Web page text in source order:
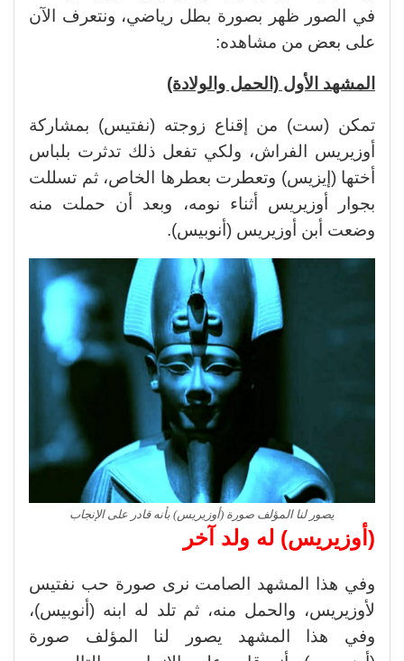
في الصور ظهر بصورة بطل رياضي، ونتعرف الآن
على بعض من مشاهده:
المشهد الأول (الحمل والولادة)
تمكن (ست) من إقناع زوجته (نفتيس) بمشاركة
أوزيريس الفراش، ولكي تفعل ذلك تدثرت بلباس
أختها (إيزيس) وتعطرت بعطرها الخاص، ثم تسللت
بجوار أوزيريس أثناء نومه، وبعد أن حملت منه
وضعت أبن أوزيريس (أنوبيس).
يصور لنا المؤلف صورة (أوزيريس) بأنه قادر على الإنجاب
(أوزيريس) له ولد آخر
وفي هذا المشهد الصامت نرى صورة حب نفتيس
لأوزيريس، والحمل منه، ثم تلد له ابنه (أنوبيس)،
وفي هذا المشهد يصور لنا المؤلف صورة